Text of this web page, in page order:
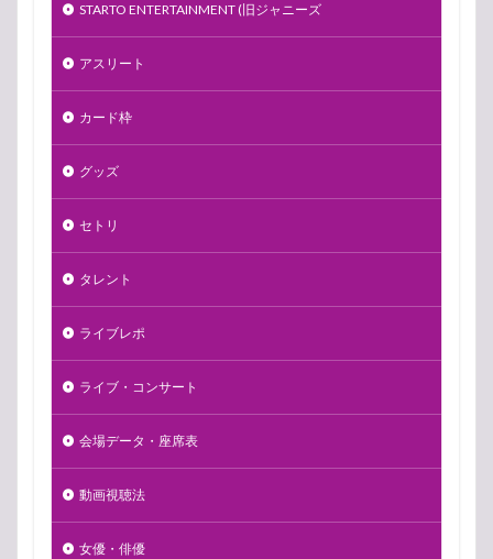
STARTO ENTERTAINMENT (旧ジャニーズ
アスリート
カード枠
グッズ
セトリ
タレント
ライブレポ
ライブ・コンサート
会場データ・座席表
動画視聴法
女優・俳優